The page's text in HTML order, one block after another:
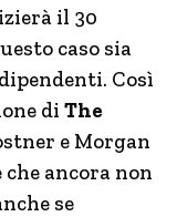
il 30
caso sia
Così
di The
e Morgan
ancora non
se